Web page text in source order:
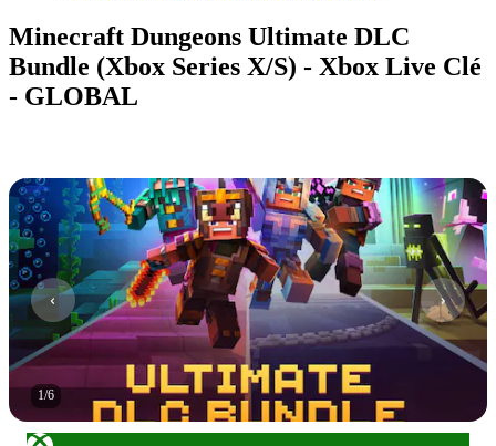
Minecraft Dungeons Ultimate DLC
Bundle (Xbox Series X/S) - Xbox Live Clé
- GLOBAL
1/6